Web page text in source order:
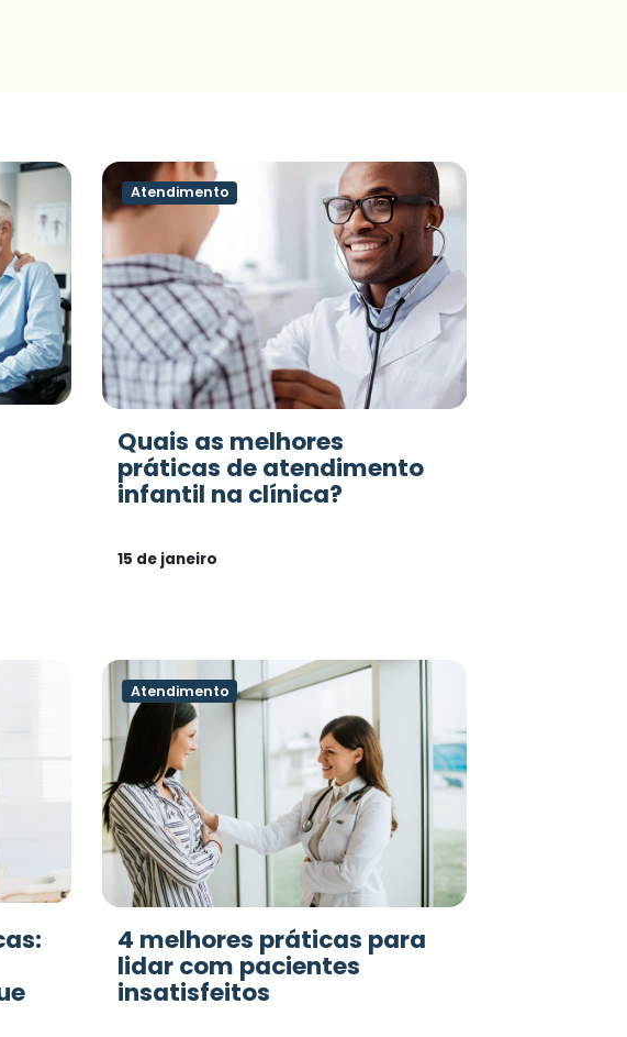
Atendimento
Quais as melhores
práticas de atendimento
infantil na clínica?
15 de janeiro
Atendimento
4 melhores práticas para
lidar com pacientes
insatisfeitos